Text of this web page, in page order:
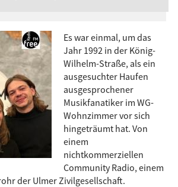
Es war einmal, um das
Jahr 1992 in der König-
Wilhelm-Straße, als ein
ausgesuchter Haufen
ausgesprochener
Musikfanatiker im WG-
Wohnzimmer vor sich
hingeträumt hat. Von
einem
nichtkommerziellen
Community Radio, einem
der Ulmer Zivilgesellschaft.